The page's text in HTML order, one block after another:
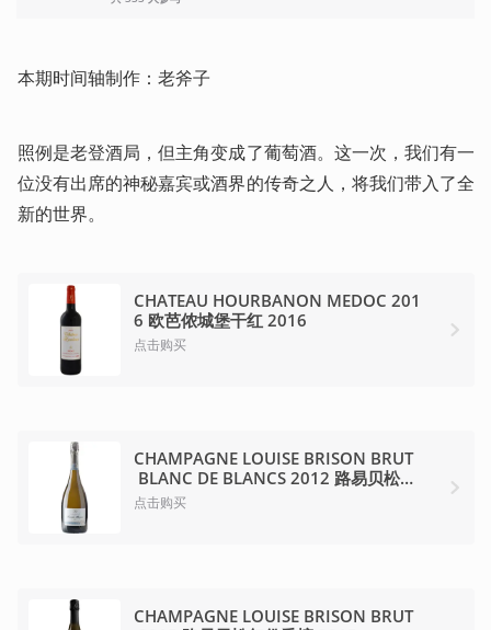
本期时间轴制作：老斧子
照例是老登酒局，但主角变成了葡萄酒。这一次，我们有一
位没有出席的神秘嘉宾或酒界的传奇之人，将我们带入了全
新的世界。
CHATEAU HOURBANON MEDOC 201
6 欧芭侬城堡干红 2016
点击购买
CHAMPAGNE LOUISE BRISON BRUT
BLANC DE BLANCS 2012 路易贝松白
中白年份香槟 2012
点击购买
CHAMPAGNE LOUISE BRISON BRUT